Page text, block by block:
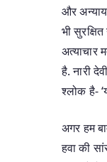
और
भी
अत्याचार
है. नारी
श्लोक है-
अगर हम
हवा की